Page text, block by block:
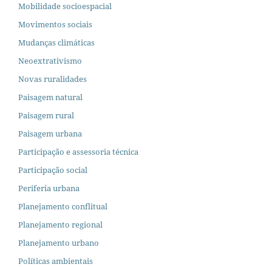
Mobilidade socioespacial
Movimentos sociais
Mudanças climáticas
Neoextrativismo
Novas ruralidades
Paisagem natural
Paisagem rural
Paisagem urbana
Participação e assessoria técnica
Participação social
Periferia urbana
Planejamento conflitual
Planejamento regional
Planejamento urbano
Políticas ambientais